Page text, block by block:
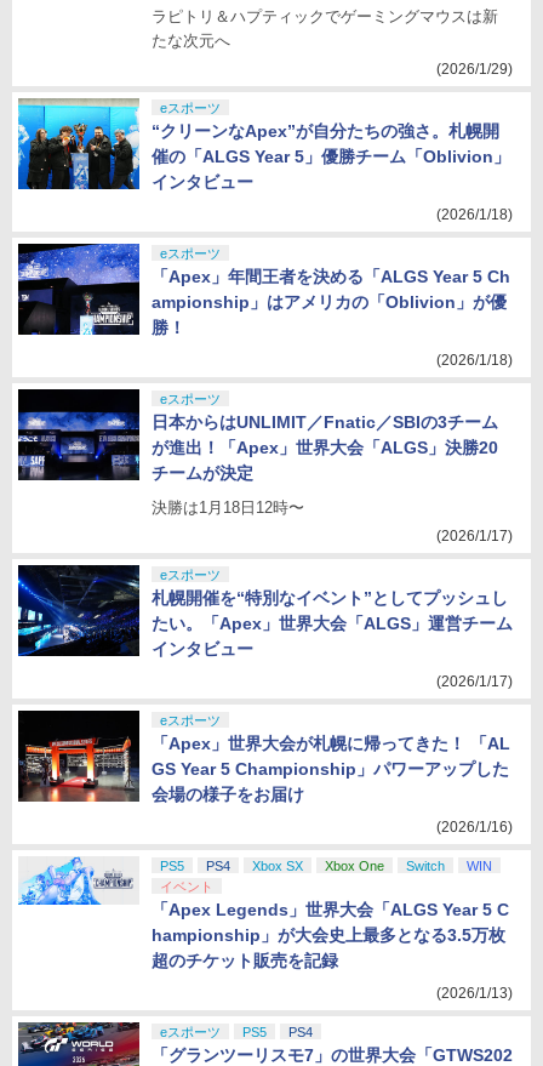
ラピトリ＆ハプティックでゲーミングマウスは新
たな次元へ
(2026/1/29)
eスポーツ
“クリーンなApex”が自分たちの強さ。札幌開
催の「ALGS Year 5」優勝チーム「Oblivion」
インタビュー
(2026/1/18)
eスポーツ
「Apex」年間王者を決める「ALGS Year 5 Ch
ampionship」はアメリカの「Oblivion」が優
勝！
(2026/1/18)
eスポーツ
日本からはUNLIMIT／Fnatic／SBIの3チーム
が進出！「Apex」世界大会「ALGS」決勝20
チームが決定
決勝は1月18日12時〜
(2026/1/17)
eスポーツ
札幌開催を“特別なイベント”としてプッシュし
たい。「Apex」世界大会「ALGS」運営チーム
インタビュー
(2026/1/17)
eスポーツ
「Apex」世界大会が札幌に帰ってきた！ 「AL
GS Year 5 Championship」パワーアップした
会場の様子をお届け
(2026/1/16)
PS5 PS4 Xbox SX Xbox One Switch
WIN
イベント
「Apex Legends」世界大会「ALGS Year 5 C
hampionship」が大会史上最多となる3.5万枚
超のチケット販売を記録
(2026/1/13)
eスポーツ PS5 PS4
「グランツーリスモ7」の世界大会「GTWS202